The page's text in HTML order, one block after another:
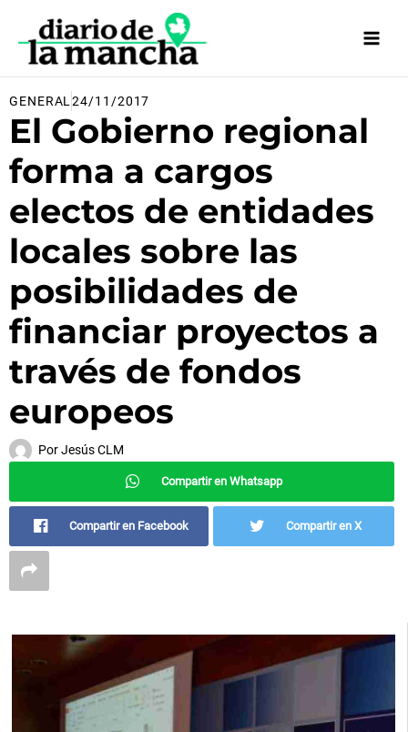
contenido
GENERAL 24/11/2017
El Gobierno regional
forma a cargos
electos de entidades
locales sobre las
posibilidades de
financiar proyectos a
través de fondos
europeos
PorJesús CLM
Compartir en Whatsapp
Compartir en Facebook Compartir en X